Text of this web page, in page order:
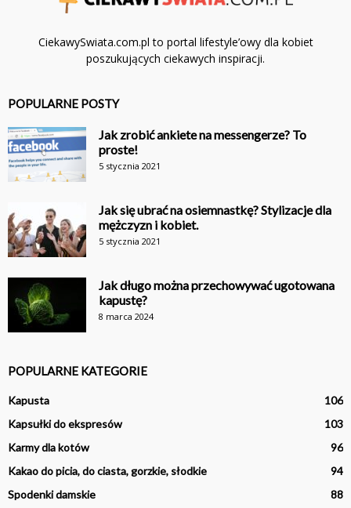
CiekawySwiata.com.pl to portal lifestyle’owy dla kobiet
poszukujących ciekawych inspiracji.
POPULARNE POSTY
Jak zrobić ankiete na messengerze? To
proste!
5 stycznia 2021
Jak się ubrać na osiemnastkę? Stylizacje dla
mężczyzn i kobiet.
5 stycznia 2021
Jak długo można przechowywać ugotowana
kapustę?
8 marca 2024
POPULARNE KATEGORIE
Kapusta
106
Kapsułki do ekspresów
103
Karmy dla kotów
96
Kakao do picia, do ciasta, gorzkie, słodkie
94
Spodenki damskie
88